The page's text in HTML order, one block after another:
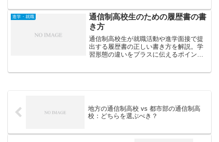
進学・就職
通信制高校生のための履歴書の書
き方
通信制高校生が就職活動や進学面接で提
出する履歴書の正しい書き方を解説。学
習形態の違いをプラスに伝えるポイント
地方の通信制高校 vs 都市部の通信制高
校：どちらを選ぶべき？